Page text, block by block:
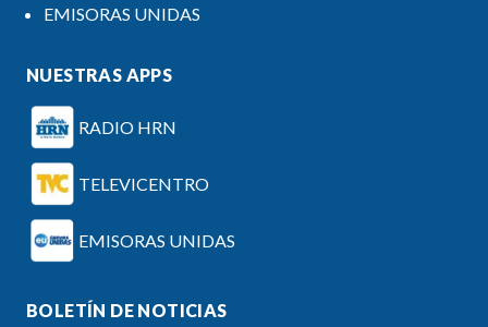
EMISORAS UNIDAS
NUESTRAS APPS
RADIO HRN
TELEVICENTRO
EMISORAS UNIDAS
BOLETÍN DE NOTICIAS